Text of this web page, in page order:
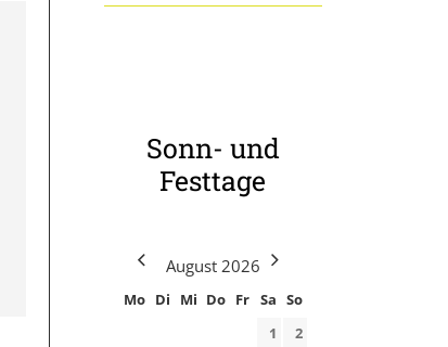
Sonn- und
Festtage
August 2026
Mo Di Mi Do Fr Sa So
1
2